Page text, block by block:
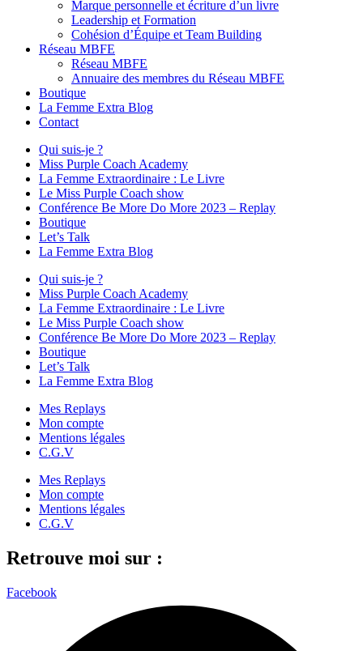
Marque personnelle et écriture d’un livre
Leadership et Formation
Cohésion d’Équipe et Team Building
Réseau MBFE
Réseau MBFE
Annuaire des membres du Réseau MBFE
Boutique
La Femme Extra Blog
Contact
Qui suis-je ?
Miss Purple Coach Academy
La Femme Extraordinaire : Le Livre
Le Miss Purple Coach show
Conférence Be More Do More 2023 – Replay
Boutique
Let’s Talk
La Femme Extra Blog
Qui suis-je ?
Miss Purple Coach Academy
La Femme Extraordinaire : Le Livre
Le Miss Purple Coach show
Conférence Be More Do More 2023 – Replay
Boutique
Let’s Talk
La Femme Extra Blog
Mes Replays
Mon compte
Mentions légales
C.G.V
Mes Replays
Mon compte
Mentions légales
C.G.V
Retrouve moi sur :
Facebook